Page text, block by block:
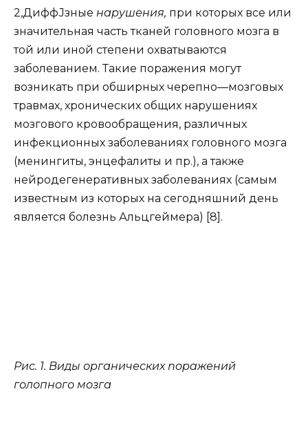
2,ДиффЈзные нарушения, при которых все или
значительная часть тканей головного мозга в
той или иной степени охватываются
заболеванием. Такие поражения могут
возникать при обширных черепно—мозговых
травмах, хронических общих нарушениях
мозгового кровообращения, различных
инфекционных заболеваниях головного мозга
(менингиты, энцефалиты и пр.), а также
нейродегенеративных заболеваниях (самым
известным из которых на сегодняшний день
является болезнь Альцгеймера) [8].
Рис. 1. Виды органических nopaжений
голопного мозга